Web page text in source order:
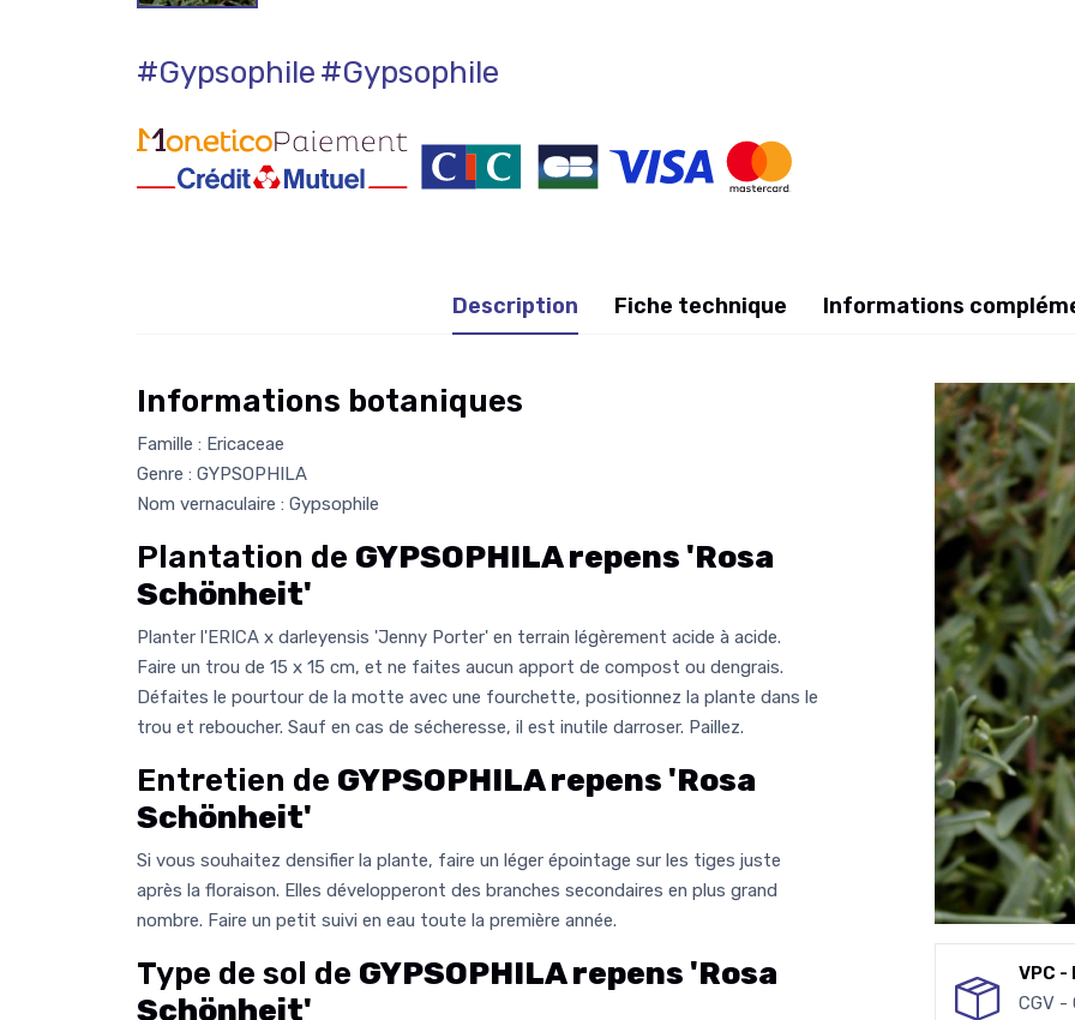
#Gypsophile#Gypsophile
Description Fiche technique Informations
Informations botaniques
Famille : Ericaceae
Genre : GYPSOPHILA
Nom vernaculaire : Gypsophile
Plantation de GYPSOPHILA repens 'Rosa
Schönheit'
Planter l'ERICA x darleyensis 'Jenny Porter' en terrain légèrement acide à acide.
Faire un trou de 15 x 15 cm, et ne faites aucun apport de compost ou dengrais.
Défaites le pourtour de la motte avec une fourchette, positionnez la plante dans le
trou et reboucher. Sauf en cas de sécheresse, il est inutile darroser. Paillez.
Entretien de GYPSOPHILA repens 'Rosa
Schönheit'
Si vous souhaitez densifier la plante, faire un léger épointage sur les tiges juste
après la floraison. Elles développeront des branches secondaires en plus grand
nombre. Faire un petit suivi en eau toute la première année.
Type de sol de GYPSOPHILA repens 'Rosa
Schönheit'
VPC
CGV -